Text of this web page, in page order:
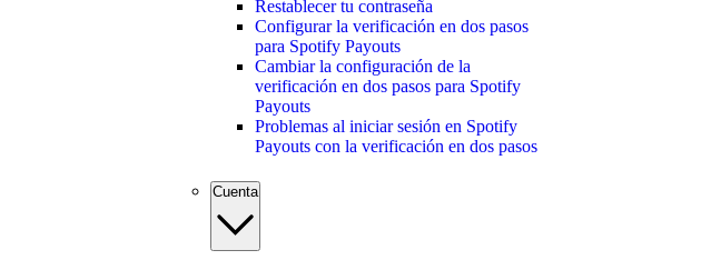
Restablecer tu contraseña
Configurar la verificación en dos pasos
para Spotify Payouts
Cambiar la configuración de la
verificación en dos pasos para Spotify
Payouts
Problemas al iniciar sesión en Spotify
Payouts con la verificación en dos pasos
Cuenta